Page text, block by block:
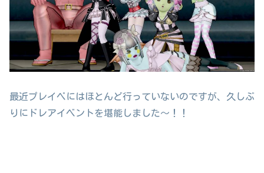
最近プレイベにはほとんど行っていないのですが、久しぶ
りにドレアイベントを堪能しました～！！